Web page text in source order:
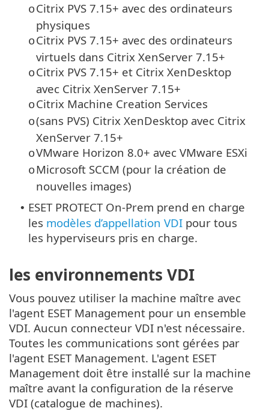
oCitrix PVS 7.15+ avec des ordinateurs
physiques
oCitrix PVS 7.15+ avec des ordinateurs
virtuels dans Citrix XenServer 7.15+
oCitrix PVS 7.15+ et Citrix XenDesktop
avec Citrix XenServer 7.15+
oCitrix Machine Creation Services
o(sans PVS) Citrix XenDesktop avec Citrix
XenServer 7.15+
oVMware Horizon 8.0+ avec VMware ESXi
oMicrosoft SCCM (pour la création de
nouvelles images)
• ESET PROTECT On-Prem prend en charge
les modèles d’appellation VDI pour tous
les hyperviseurs pris en charge.
les environnements VDI
Vous pouvez utiliser la machine maître avec
l'agent ESET Management pour un ensemble
VDI. Aucun connecteur VDI n'est nécessaire.
Toutes les communications sont gérées par
l'agent ESET Management. L'agent ESET
Management doit être installé sur la machine
maître avant la configuration de la réserve
VDI (catalogue de machines).